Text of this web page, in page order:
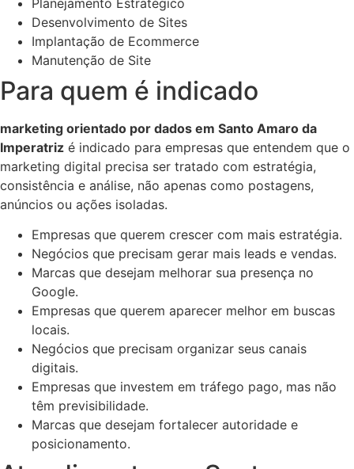
Desenvolvimento de Sites
Implantação de Ecommerce
Manutenção de Site
Para quem é indicado
marketing orientado por dados em Santo Amaro da
Imperatriz é indicado para empresas que entendem que o
marketing digital precisa ser tratado com estratégia,
consistência e análise, não apenas como postagens,
anúncios ou ações isoladas.
Empresas que querem crescer com mais estratégia.
Negócios que precisam gerar mais leads e vendas.
Marcas que desejam melhorar sua presença no
Google.
Empresas que querem aparecer melhor em buscas
locais.
Negócios que precisam organizar seus canais
digitais.
Empresas que investem em tráfego pago, mas não
têm previsibilidade.
Marcas que desejam fortalecer autoridade e
posicionamento.